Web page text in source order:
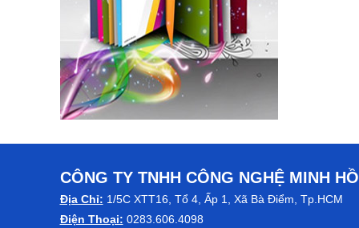
CÔNG TY TNHH CÔNG NGHỆ MINH
Địa Chỉ: 1/5C XTT16, Tổ 4, Ấp 1, Xã Bà Điểm, Tp.HCM
Điện Thoại: 0283.606.4098